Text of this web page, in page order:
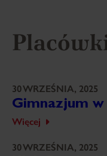
30 WRZEŚNIA, 2025
Gimnazjum
Więcej
30 WRZEŚNIA, 2025